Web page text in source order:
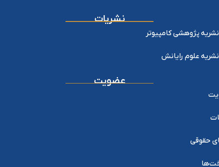
نشریات
نشریه پژوهشی کامپیوتر
نشریه علوم رایانش
عضویت
حقوقی